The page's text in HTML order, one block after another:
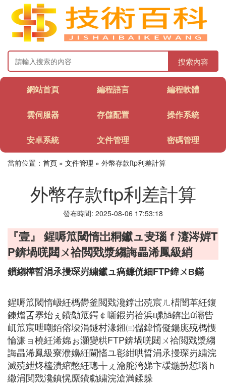
搜索內容
網站首頁 編程語言 編程軟體
雲伺服器 存儲配置 操作系統
安卓系統 文件管理 密碼管理
當前位置： 首頁 » 文件管理 » 外幣存款ftp利差計算
外幣存款ftp利差計算
發布時間: 2025-08-06 17:53:18
『壹』 鍟嗕笟閾惰岀粡钀ュ叏瑙ｆ瀽涔婩T
P錛堝唴閮ㄨ祫閲戣漿縐誨畾浠鳳級綃
鎻縐樺晢涓氶摱琛岃繍钀ュ瘑鐮侊細FTP鍏ㄨВ鏋
鍟嗕笟閾惰岋紝榪欎釜閲戣瀺鐣岀殑宸ㄦ棤闇革紝鍑
鍊熷叾搴炲ぇ鐨勪笟鍔￠噺鍜岃祫浜ц勬ā錛岀ǔ灞呰
屼笟宸呭嘲銆傛垜涓鐩村湪鎺㈢儲鍏惰儗鍚庣殑榪愯
惀濂ョ橈紝浠婂ぉ灝變粠FTP錛堝唴閮ㄨ祫閲戣漿縐
誨畾浠鳳級寮濮嬶紝閫愭ユ彮紺哄晢涓氶摱琛岃繍浣
滅殑紲炵橀潰綰憋紝璁╁ぇ瀹舵洿娣卞叆鍦扮悊瑙ｈ
繖涓閲戣瀺鎮愰緳鐨勮繍浣滄満鍒躲